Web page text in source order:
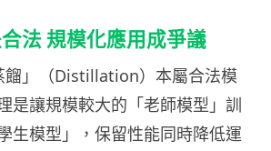
法 規模化應用成爭議
餾」（Distillation）本屬合法模
是讓規模較大的「老師模型」訓
生模型」，保留性能同時降低運